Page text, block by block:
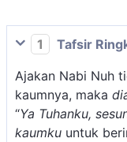
1
Tafsir
Ajakan Nabi Nuh
kaumnya, maka
“Ya Tuhanku,
kaumku untuk